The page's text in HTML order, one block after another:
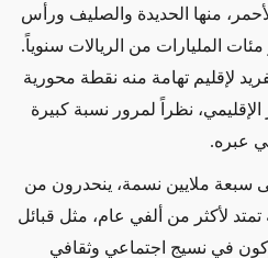
منها الحديدة والصليف ورأس
المليارات من الريالات سنوياً.
لإقليم تهامة منه نقطة محورية
الإقليمي، نظراً لمرور نسبة كبيرة
عبره.
سبعة ملايين نسمة، ينحدرون من
لأكثر من ألفي عام، مثل قبائل
في نسيج اجتماعي وثقافي